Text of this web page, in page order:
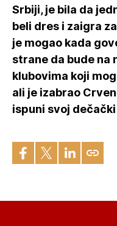
Srbiji, je bila da
beli dres i zaigra
je mogao kada
strane da bude na
klubovima koji
ali je izabrao
ispuni svoj dečački